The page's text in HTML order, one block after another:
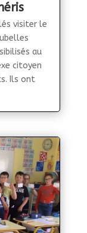
visiter le
au
citoyen
Ils ont